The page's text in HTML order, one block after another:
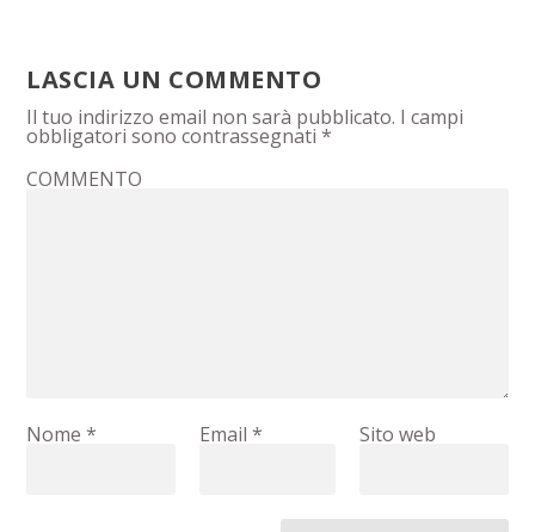
LASCIA UN COMMENTO
Il tuo indirizzo email non sarà pubblicato. I campi
obbligatori sono contrassegnati*
COMMENTO
Nome* Email * Sito web